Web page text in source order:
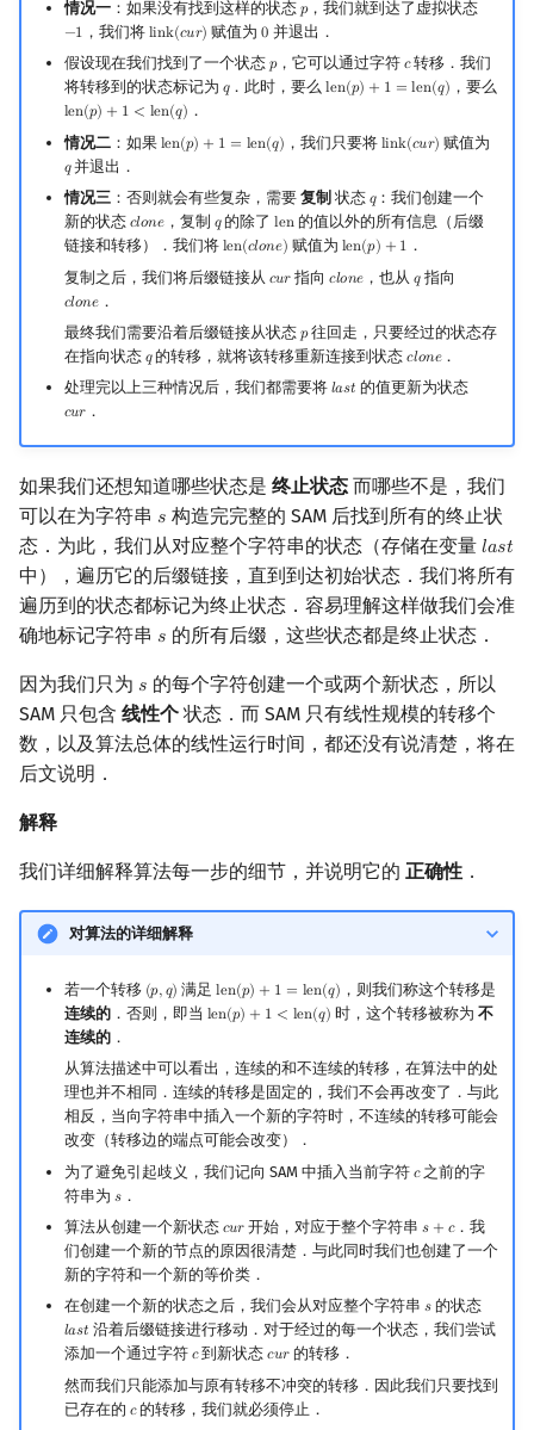
情况一：如果没有找到这样的状态𝑝
p，我们就到达了虚拟状态
−1
−1 ，我们将 link(𝑐𝑢𝑟)
link(cur) 赋值为0
0 并退出．
假设现在我们找到了一个状态𝑝
p，它可以通过字符 𝑐
c转移．我们
将转移到的状态标记为 𝑞
q．此时，要么len(𝑝) + 1 = len(𝑞)
len(p) +1 =len (q) ，要么
len(𝑝) + 1 < len(𝑞)
len(p) +1 <len (q)
．
情况二：如果 len(𝑝) + 1 = len(𝑞)
len(p) +1 =len (q) ，我们只要将 link(𝑐𝑢𝑟)
link(cur) 赋值为
𝑞
q并退出．
情况三：否则就会有些复杂，需要 复制 状态 𝑞
q：我们创建一个
新的状态 𝑐𝑙𝑜𝑛𝑒
clone，复制 𝑞
q的除了len
len的值以外的所有信息（后缀
链接和转移）．我们将 len(𝑐𝑙𝑜𝑛𝑒)
len(clone )赋值为 len(𝑝) + 1
len(p) +1
．
复制之后，我们将后缀链接从 𝑐𝑢𝑟
cur 指向𝑐𝑙𝑜𝑛𝑒
clone ，也从𝑞
q 指向
𝑐𝑙𝑜𝑛𝑒
clone．
最终我们需要沿着后缀链接从状态𝑝
p往回走，只要经过的状态存
在指向状态 𝑞
q的转移，就将该转移重新连接到状态𝑐𝑙𝑜𝑛𝑒
clone．
处理完以上三种情况后，我们都需要将 𝑙𝑎𝑠𝑡
last 的值更新为状态
𝑐𝑢𝑟
cur ．
如果我们还想知道哪些状态是 终止状态 而哪些不是，我们
可以在为字符串 𝑠
s 构造完完整的 SAM 后找到所有的终止状
态．为此，我们从对应整个字符串的状态（存储在变量 𝑙𝑎𝑠𝑡
last
中），遍历它的后缀链接，直到到达初始状态．我们将所有
遍历到的状态都标记为终止状态．容易理解这样做我们会准
确地标记字符串 𝑠
s 的所有后缀，这些状态都是终止状态．
因为我们只为 𝑠
s 的每个字符创建一个或两个新状态，所以
SAM 只包含 线性个 状态．而 SAM 只有线性规模的转移个
数，以及算法总体的线性运行时间，都还没有说清楚，将在
后文说明．
解释
我们详细解释算法每一步的细节，并说明它的 正确性 ．
对算法的详细解释
若一个转移 (𝑝,𝑞)
(p, q) 满足len(𝑝) + 1 = len(𝑞)
len(p) +1 =len (q)
，则我们称这个转移是
连续的．否则，即当 len(𝑝) + 1 < len(𝑞)
len(p) +1 <len (q) 时，这个转移被称为 不
连续的．
从算法描述中可以看出，连续的和不连续的转移，在算法中的处
理也并不相同．连续的转移是固定的，我们不会再改变了．与此
相反，当向字符串中插入一个新的字符时，不连续的转移可能会
改变（转移边的端点可能会改变）．
为了避免引起歧义，我们记向 SAM 中插入当前字符 𝑐
c之前的字
符串为 𝑠
s．
算法从创建一个新状态 𝑐𝑢𝑟
cur 开始，对应于整个字符串𝑠 + 𝑐
s +c
．我
们创建一个新的节点的原因很清楚．与此同时我们也创建了一个
新的字符和一个新的等价类．
在创建一个新的状态之后，我们会从对应整个字符串 𝑠
s的状态
𝑙𝑎𝑠𝑡
last 沿着后缀链接进行移动．对于经过的每一个状态，我们尝试
添加一个通过字符 𝑐
c到新状态𝑐𝑢𝑟
cur的转移．
然而我们只能添加与原有转移不冲突的转移．因此我们只要找到
已存在的 𝑐
c的转移，我们就必须停止．